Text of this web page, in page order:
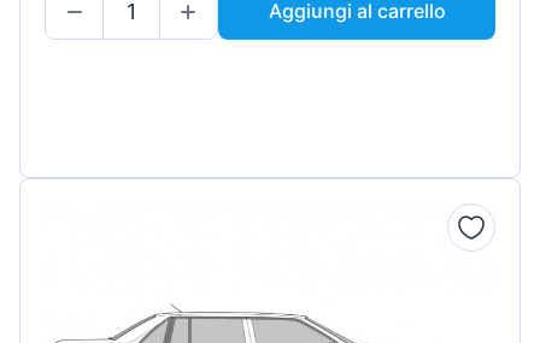
Aggiungi al carrello